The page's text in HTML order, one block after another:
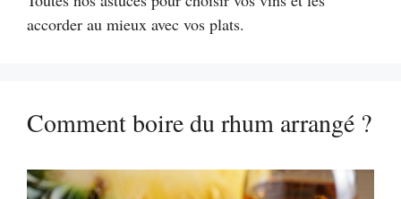
accorder au mieux avec vos plats.
Comment boire du rhum arrangé ?